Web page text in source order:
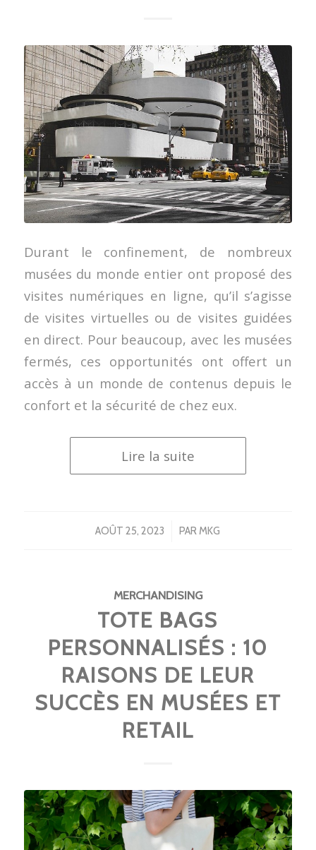
Durant le confinement, de nombreux
musées du monde entier ont proposé des
visites numériques en ligne, qu’il s’agisse
de visites virtuelles ou de visites guidées
en direct. Pour beaucoup, avec les musées
fermés, ces opportunités ont offert un
accès à un monde de contenus depuis le
confort et la sécurité de chez eux.
Lire la suite
AOÛT 25, 2023
/ PARMKG
MERCHANDISING
TOTE BAGS
PERSONNALISÉS : 10
RAISONS DE LEUR
SUCCÈS EN MUSÉES ET
RETAIL